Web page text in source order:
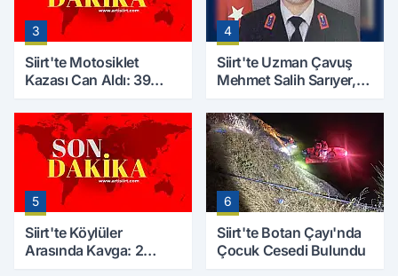
3
Siirt'te Motosiklet
Kazası Can Aldı: 39
Hayatını Kaybetti
4
Siirt'te Uzman Çavuş
Mehmet Salih Sarıyer,
5
Siirt'te Köylüler
Arasında Kavga: 2
6
Siirt'te Botan Çayı'nda
Çocuk Cesedi Bulundu